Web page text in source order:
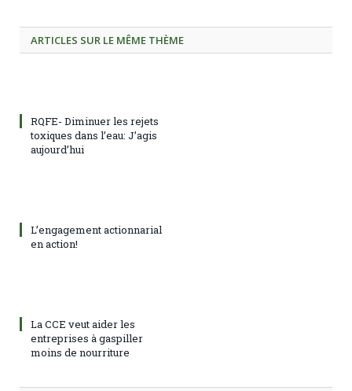
ARTICLES SUR LE MÊME THÈME
RQFE- Diminuer les rejets
toxiques dans l’eau: J’agis
aujourd’hui
L’engagement actionnarial
en action!
La CCE veut aider les
entreprises à gaspiller
moins de nourriture